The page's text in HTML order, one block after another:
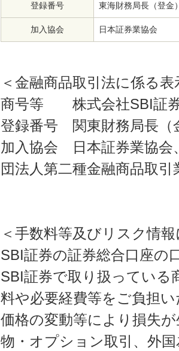
登録番号 東海財務局長（登金
加入協会 日本証券業協会
＜金融商品取引法に係る表
商号等 株式会社SBI証
登録番号 関東財務局長（
加入協会 日本証券業協会
団法人第二種金融商品取引
＜手数料等及びリスク情
SBI証券の証券総合口座の
SBI証券で取り扱っている
料や必要経費等をご負担
価格の変動等により損失
物・オプション取引、外